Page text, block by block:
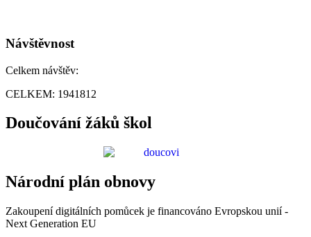
Návštěvnost
Celkem návštěv:
CELKEM: 1941812
Doučování žáků škol
Národní plán obnovy
Zakoupení digitálních pomůcek je financováno Evropskou unií -
Next Generation EU